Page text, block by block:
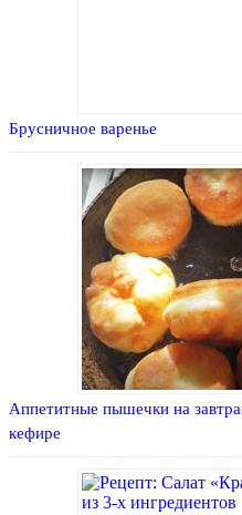
Брусничное варенье
Аппетитные пышечки на
кефире